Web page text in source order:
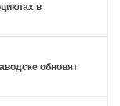
в
обновят